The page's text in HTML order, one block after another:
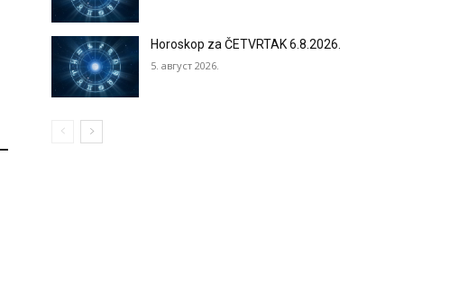
Horoskop za ČETVRTAK 6.8.2026.
5. август 2026.